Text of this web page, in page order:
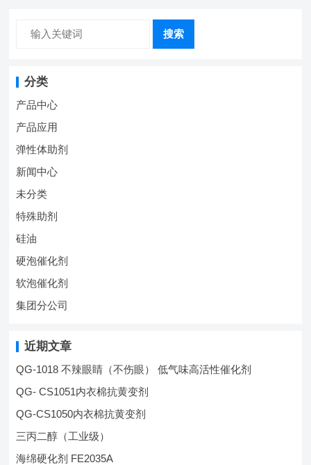
搜索
分类
产品中心
产品应用
弹性体助剂
新闻中心
未分类
特殊助剂
硅油
硬泡催化剂
软泡催化剂
集团分公司
近期文章
QG-1018 不辣眼睛（不伤眼） 低气味高活性催化剂
QG- CS1051内衣棉抗黄变剂
QG-CS1050内衣棉抗黄变剂
三丙二醇（工业级）
海绵硬化剂 FE2035A